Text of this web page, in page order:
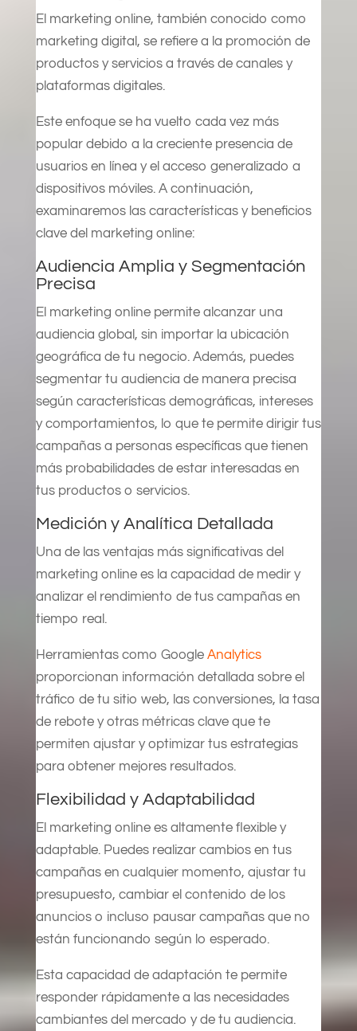
El marketing online, también conocido como
marketing digital, se refiere a la promoción de
productos y servicios a través de canales y
plataformas digitales.
Este enfoque se ha vuelto cada vez más
popular debido a la creciente presencia de
usuarios en línea y el acceso generalizado a
dispositivos móviles. A continuación,
examinaremos las características y beneficios
clave del marketing online:
Audiencia Amplia y Segmentación
Precisa
El marketing online permite alcanzar una
audiencia global, sin importar la ubicación
geográfica de tu negocio. Además, puedes
segmentar tu audiencia de manera precisa
según características demográficas, intereses
y comportamientos, lo que te permite dirigir tus
campañas a personas específicas que tienen
más probabilidades de estar interesadas en
tus productos o servicios.
Medición y Analítica Detallada
Una de las ventajas más significativas del
marketing online es la capacidad de medir y
analizar el rendimiento de tus campañas en
tiempo real.
Herramientas como Google Analytics
proporcionan información detallada sobre el
tráfico de tu sitio web, las conversiones, la tasa
de rebote y otras métricas clave que te
permiten ajustar y optimizar tus estrategias
para obtener mejores resultados.
Flexibilidad y Adaptabilidad
El marketing online es altamente flexible y
adaptable. Puedes realizar cambios en tus
campañas en cualquier momento, ajustar tu
presupuesto, cambiar el contenido de los
anuncios o incluso pausar campañas que no
están funcionando según lo esperado.
Esta capacidad de adaptación te permite
responder rápidamente a las necesidades
cambiantes del mercado y de tu audiencia.